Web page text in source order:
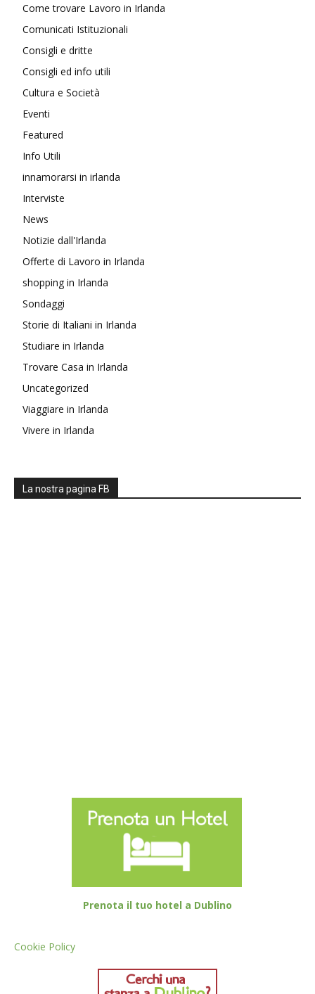
Come trovare Lavoro in Irlanda
Comunicati Istituzionali
Consigli e dritte
Consigli ed info utili
Cultura e Società
Eventi
Featured
Info Utili
innamorarsi in irlanda
Interviste
News
Notizie dall'Irlanda
Offerte di Lavoro in Irlanda
shopping in Irlanda
Sondaggi
Storie di Italiani in Irlanda
Studiare in Irlanda
Trovare Casa in Irlanda
Uncategorized
Viaggiare in Irlanda
Vivere in Irlanda
La nostra pagina FB
Prenota il tuo hotel a Dublino
Cookie Policy